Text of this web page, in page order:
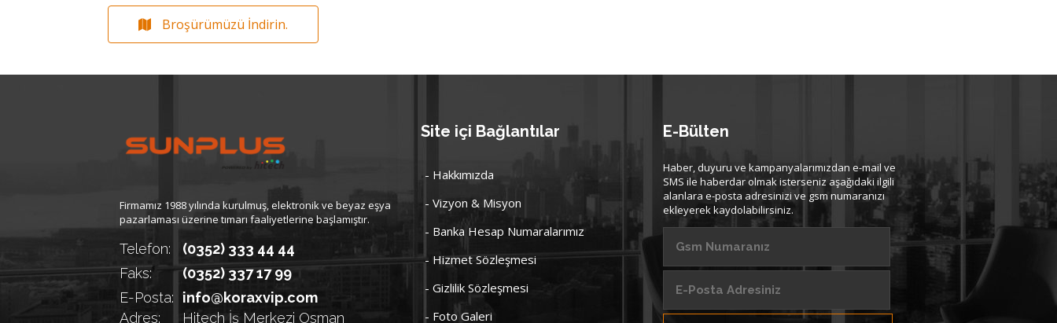
Broşürümüzü İndirin.
Firmamız 1988 yılında kurulmuş, elektronik ve beyaz eşya
pazarlaması üzerine tımarı faaliyetlerine başlamıştır.
Telefon:
(0352) 333 44 44
Faks:
(0352) 337 17 99
E-Posta: info@koraxvip.com
Adres:
Hitech İş Merkezi Osman
Site içi Bağlantılar
- Hakkımızda
- Vizyon & Misyon
- Banka Hesap Numaralarımız
- Hizmet Sözleşmesi
- Gizlilik Sözleşmesi
- Foto Galeri
E-Bülten
Haber, duyuru ve kampanyalarımızdan e-mail ve
SMS ile haberdar olmak isterseniz aşağıdaki ilgili
alanlara e-posta adresinizi ve gsm numaranızı
ekleyerek kaydolabilirsiniz.